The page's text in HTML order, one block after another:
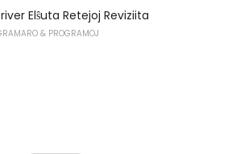
Elŝuta Retejoj Reviziita
& PROGRAMOJ